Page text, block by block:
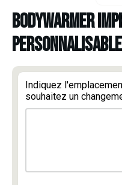
BODYWARMER
Indiquez
souhaitez un